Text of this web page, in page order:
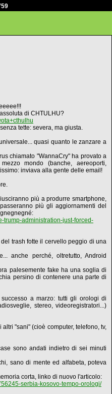
di CHTULHU?
tette: severa, ma giusta.
quasi quanto le zanzare a
chiamato "WannaCry" ha provato a
mondo (banche, aereoporti,
inviava alla gente delle email!
più a produrre smartphone,
più gli aggiornamenti del
trump-administration-just-forced-
trash fotte il cervello peggio di una
anche perché, oltretutto, Android
palesemente fake ha una soglia di
persino di contenere una parte di
a marzo: tutti gli orologi di
stereo, videoregistratori...)
"sani" (cioè computer, telefono, tv,
sono andati indietro di sei minuti
sano di mente ed alfabeta, poteva
corta, linko di nuovo l'articolo:
serbia-kosovo-tempo-orologi/